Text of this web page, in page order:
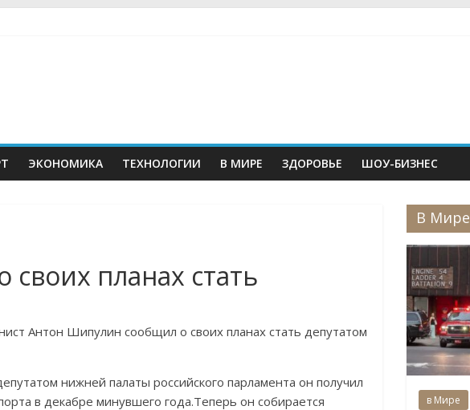
ЭКОНОМИКА ТЕХНОЛОГИИ В МИРЕ ЗДОРОВЬЕ ШОУ-БИЗНЕС
планах стать
Антон Шипулин сообщил о своих планах стать депутатом
нижней палаты российского парламента он получил
в декабре минувшего года.Теперь он собирается
В Мире
в Мире